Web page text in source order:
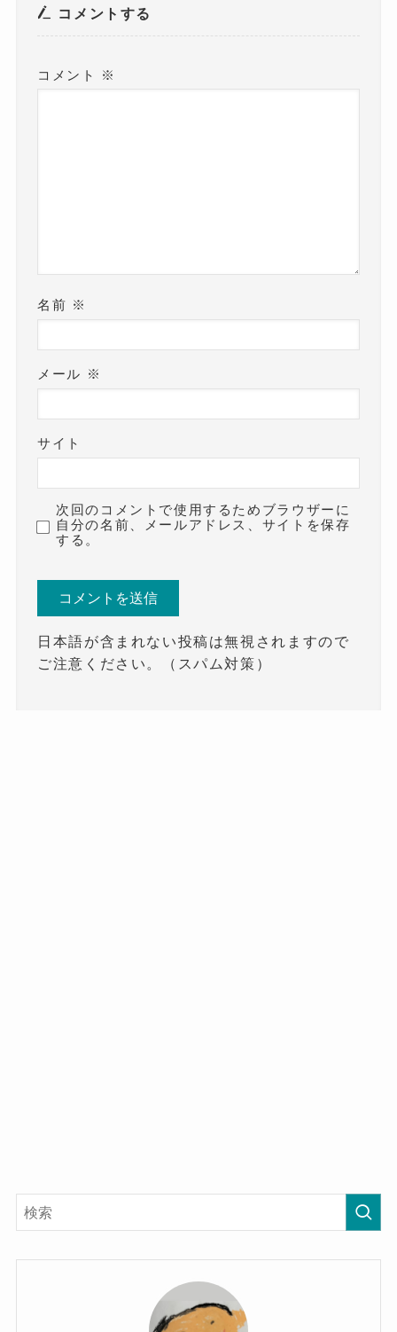
コメントする
コメント ※
名前 ※
メール ※
サイト
次回のコメントで使用するためブラウザーに
自分の名前、メールアドレス、サイトを保存
する。
日本語が含まれない投稿は無視されますので
ご注意ください。（スパム対策）